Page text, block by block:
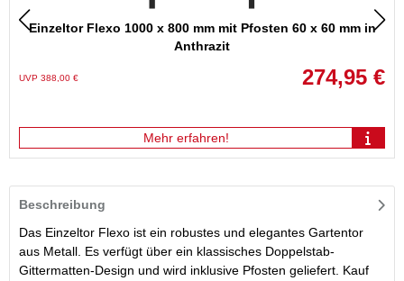
Einzeltor Flexo 1000 x 800 mm mit Pfosten 60 x 60 mm in
Anthrazit
UVP 388,00 € 274,95 €
Mehr erfahren!
Beschreibung
Das Einzeltor Flexo ist ein robustes und elegantes Gartentor
aus Metall. Es verfügt über ein klassisches Doppelstab-
Gittermatten-Design und wird inklusive Pfosten geliefert. Kauf